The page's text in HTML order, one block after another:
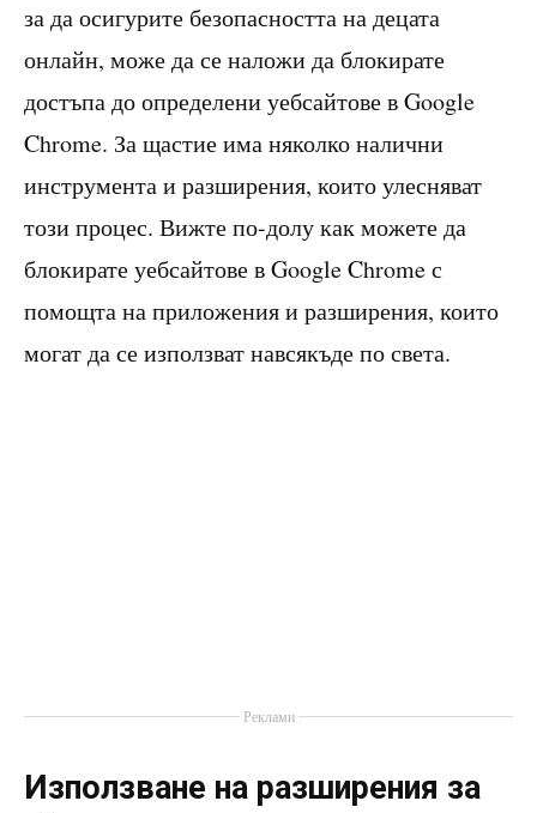
за да осигурите безопасността на децата
онлайн, може да се наложи да блокирате
достъпа до определени уебсайтове в Google
Chrome. За щастие има няколко налични
инструмента и разширения, които улесняват
този процес. Вижте по-долу как можете да
блокирате уебсайтове в Google Chrome с
помощта на приложения и разширения, които
могат да се използват навсякъде по света.
Реклами
Използване на разширения за